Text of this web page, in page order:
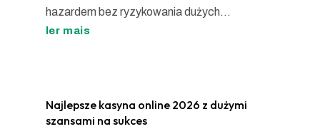
hazardem bez ryzykowania dużych...
ler mais
Najlepsze kasyna online 2026 z dużymi
szansami na sukces